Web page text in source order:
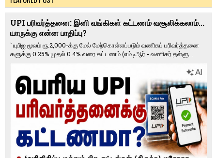
UPI பரிவர்த்தனை: இனி வங்கிகள் கட்டணம் வசூலிக்கலாம்...
யாருக்கு என்ன பாதிப்பு?
` யுபிஐ மூலம் ரூ.2,000-க்கு மேல் மேற்​கொள்​ளப்​படும் வணி​கப் பரிவர்த்​தனை​
களுக்கு 0.25% முதல் 0.4% வரை கட்​ட​ணம் (எம்​டிஆர் - வணி​கர் தள்​ளு...